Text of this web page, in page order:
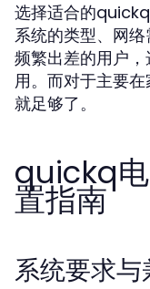
选择适合的
系统的类型、网
频繁出差的用户
用。而对于主要
就足够了。
quickq
置指南
系统要求与